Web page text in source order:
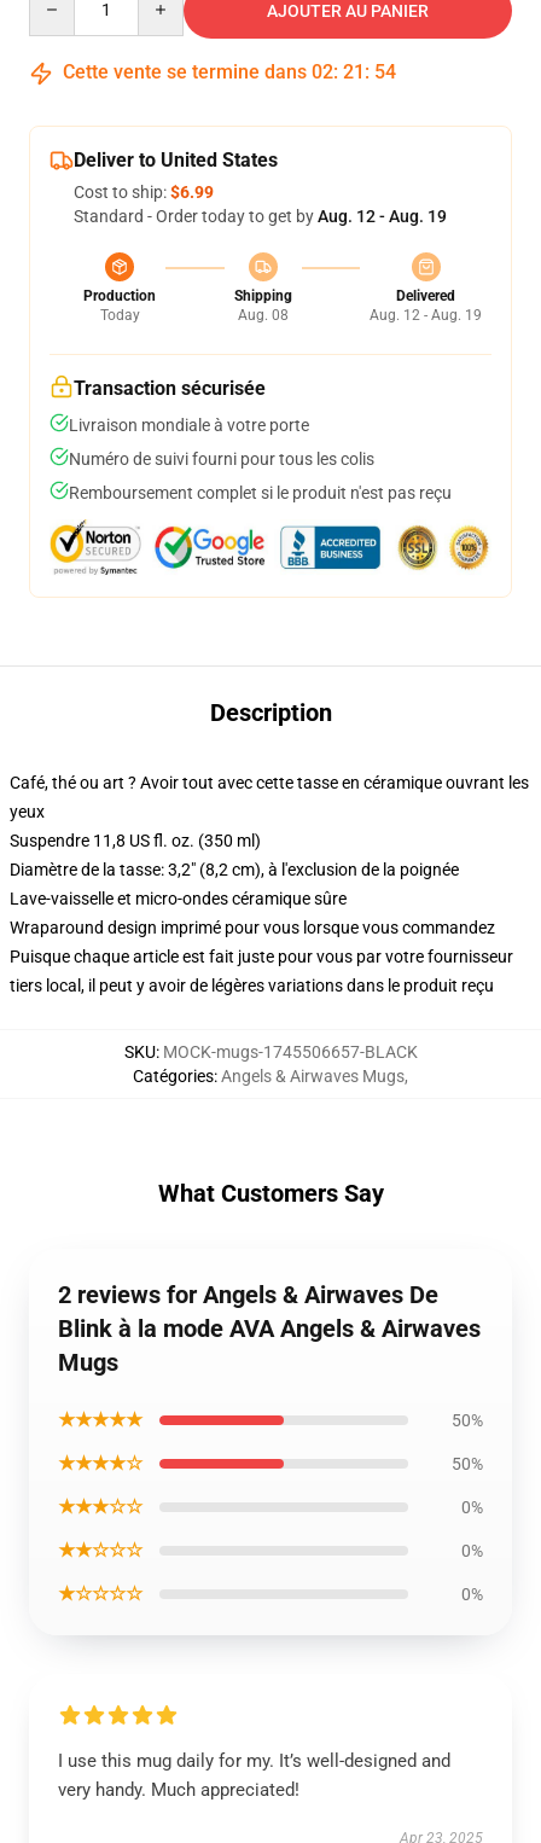
AJOUTER AU PANIER
Cette vente se termine dans 02: 21 : 54
Deliver to United States
Cost to ship:$6.99
Standard - Order today to get byAug. 12 - Aug. 19
Production
Today
Shipping
Aug. 08
Delivered
Aug. 12 - Aug. 19
Transaction sécurisée
Livraison mondiale à votre porte
Numéro de suivi fourni pour tous les colis
Remboursement complet si le produit n'est pas reçu
Description
Café, thé ou art ? Avoir tout avec cette tasse en céramique ouvrant les
yeux
Suspendre 11,8 US fl. oz. (350 ml)
Diamètre de la tasse: 3,2" (8,2 cm), à l'exclusion de la poignée
Lave-vaisselle et micro-ondes céramique sûre
Wraparound design imprimé pour vous lorsque vous commandez
Puisque chaque article est fait juste pour vous par votre fournisseur
tiers local, il peut y avoir de légères variations dans le produit reçu
SKU: MOCK-mugs-1745506657-BLACK
Catégories:Angels & Airwaves Mugs,
What Customers Say
2 reviews for Angels & Airwaves De
Blink à la mode AVA Angels & Airwaves
Mugs
★★★★★ 50%
★★★★☆ 50%
★★★☆☆ 0%
★★☆☆☆ 0%
★☆☆☆☆ 0%
I use this mug daily for my. It’s well-designed and
very handy. Much appreciated!
Apr 23, 2025